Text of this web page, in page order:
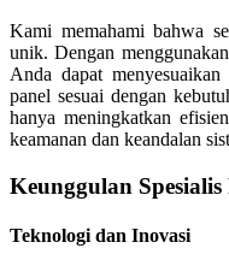
Kami memahami bahwa
unik. Dengan menggunakan
Anda dapat
panel sesuai dengan
hanya meningkatkan
keamanan dan keandalan
Keunggulan
Teknologi dan Inovasi